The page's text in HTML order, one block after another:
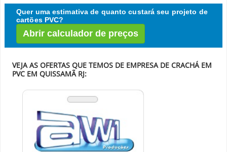
Quer uma estimativa de quanto custará seu projeto de
cartões PVC?
Abrir calculador de preços
VEJA AS OFERTAS QUE TEMOS DE EMPRESA DE CRACHÁ EM
PVC EM QUISSAMÃ RJ: